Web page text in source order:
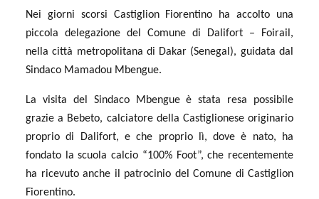
Nei giorni scorsi Castiglion Fiorentino ha accolto una
piccola delegazione del Comune di Dalifort – Foirail,
nella città metropolitana di Dakar (Senegal), guidata dal
Sindaco Mamadou Mbengue.
La visita del Sindaco Mbengue è stata resa possibile
grazie a Bebeto, calciatore della Castiglionese originario
proprio di Dalifort, e che proprio lì, dove è nato, ha
fondato la scuola calcio “100% Foot”, che recentemente
ha ricevuto anche il patrocinio del Comune di Castiglion
Fiorentino.